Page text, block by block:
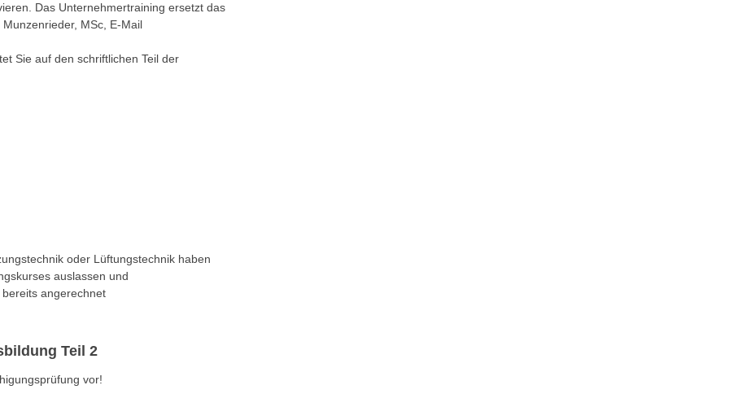
Das Unternehmertraining ersetzt das
MSc, E-Mail
Sie auf den schriftlichen Teil der
oder Lüftungstechnik haben
auslassen und
angerechnet
Teil 2
vor!